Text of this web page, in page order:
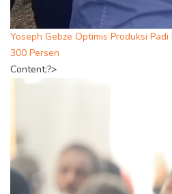
Yoseph Gebze Optimis Produksi
300 Persen
Content;?>